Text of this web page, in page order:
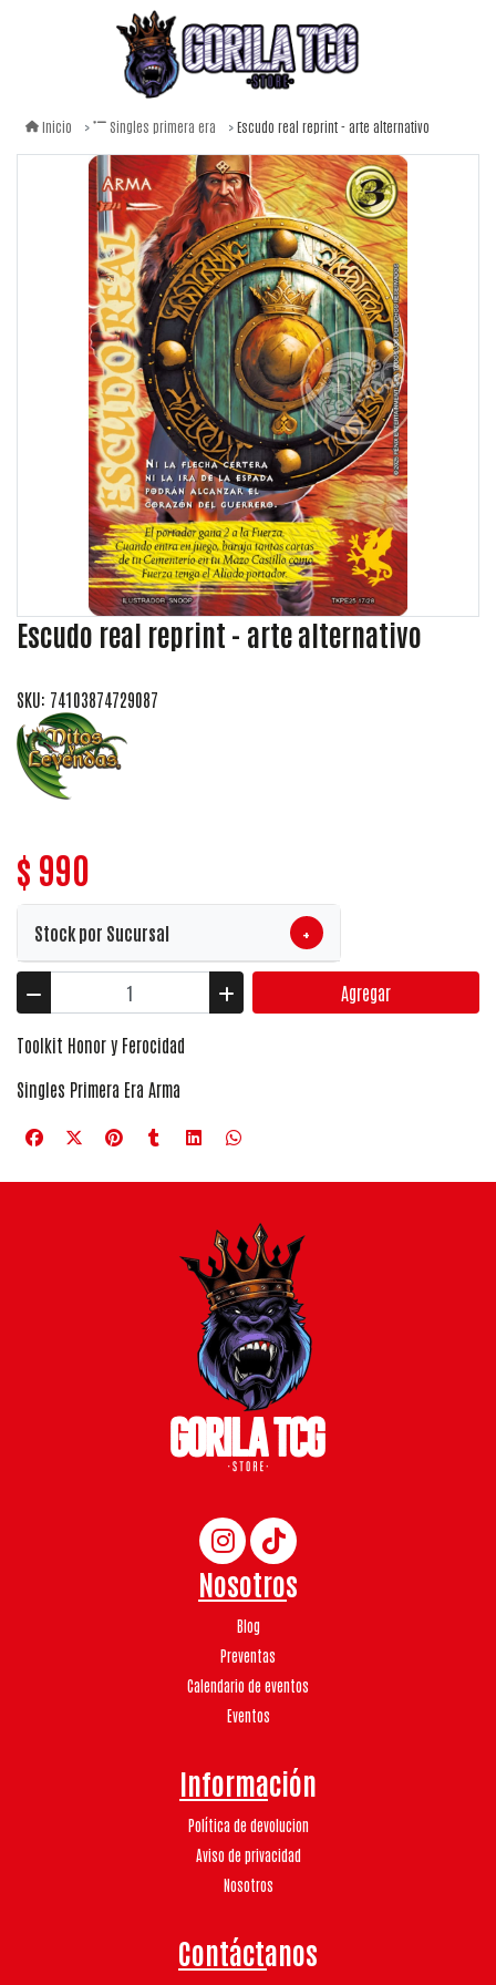
Inicio Singles primera era Escudo real reprint - arte alternativo
Escudo real reprint - arte alternativo
SKU: 74103874729087
$ 990
Stock por Sucursal +
Agregar
Toolkit Honor y Ferocidad
Singles Primera Era Arma
Nosotros
Blog
Preventas
Calendario de eventos
Eventos
Información
Política de devolucion
Aviso de privacidad
Nosotros
Contáctanos